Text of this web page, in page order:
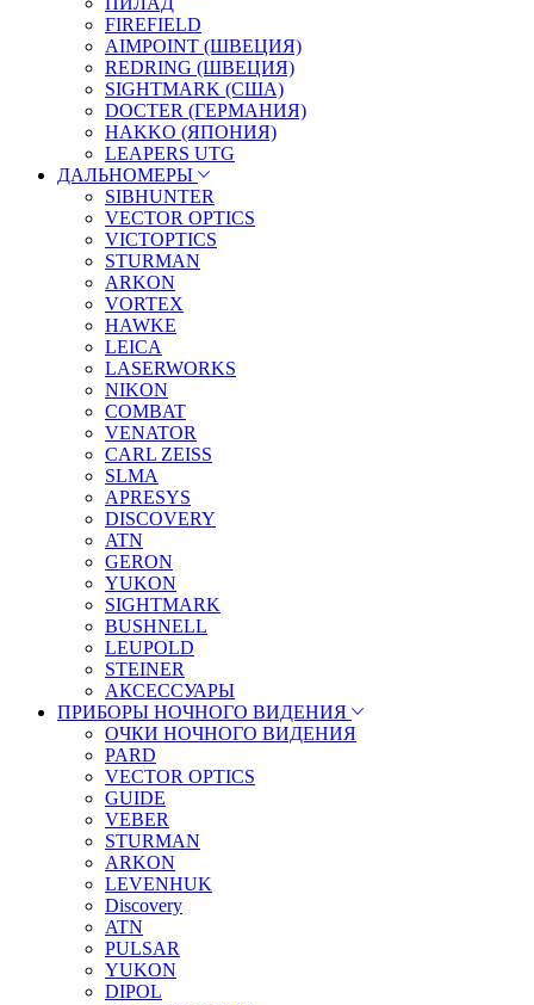
FIREFIELD
AIMPOINT (ШВЕЦИЯ)
REDRING (ШВЕЦИЯ)
SIGHTMARK (США)
DOCTER (ГЕРМАНИЯ)
HAKKO (ЯПОНИЯ)
LEAPERS UTG
ДАЛЬНОМЕРЫ
SIBHUNTER
VECTOR OPTICS
VICTOPTICS
STURMAN
ARKON
VORTEX
HAWKE
LEICA
LASERWORKS
NIKON
COMBAT
VENATOR
CARL ZEISS
SLMA
APRESYS
DISCOVERY
ATN
GERON
YUKON
SIGHTMARK
BUSHNELL
LEUPOLD
STEINER
АКСЕССУАРЫ
ПРИБОРЫ НОЧНОГО ВИДЕНИЯ
ОЧКИ НОЧНОГО ВИДЕНИЯ
PARD
VECTOR OPTICS
GUIDE
VEBER
STURMAN
ARKON
LEVENHUK
Discovery
ATN
PULSAR
YUKON
DIPOL